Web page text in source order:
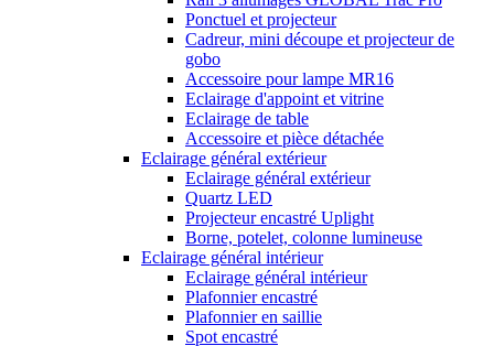
Ponctuel et projecteur
Cadreur, mini découpe et projecteur de
gobo
Accessoire pour lampe MR16
Eclairage d'appoint et vitrine
Eclairage de table
Accessoire et pièce détachée
Eclairage général extérieur
Eclairage général extérieur
Quartz LED
Projecteur encastré Uplight
Borne, potelet, colonne lumineuse
Eclairage général intérieur
Eclairage général intérieur
Plafonnier encastré
Plafonnier en saillie
Spot encastré